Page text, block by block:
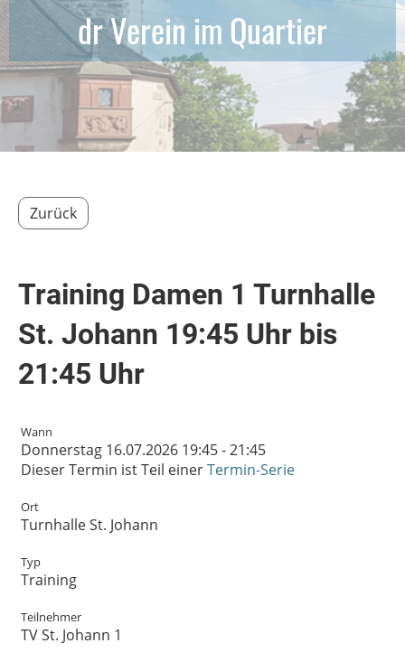
dr Verein im Quartier
Zurück
Training Damen 1 Turnhalle
St. Johann 19:45 Uhr bis
21:45 Uhr
Wann
Donnerstag 16.07.2026 19:45 - 21:45
Dieser Termin ist Teil einerTermin-Serie
Ort
Turnhalle St. Johann
Typ
Training
Teilnehmer
TV St. Johann 1